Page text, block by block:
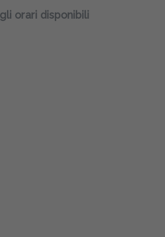
orari disponibili